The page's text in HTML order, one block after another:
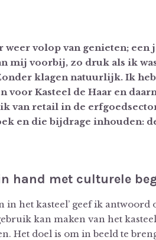
volop van genieten; een
mij voorbij, zo druk als ik
klagen natuurlijk. Ik
voor Kasteel de Haar en
van retail in de
en die bijdrage inhouden:
hand met culturele
in het kasteel’ geef ik antwoord
kan maken van het
Het doel is om in beeld te